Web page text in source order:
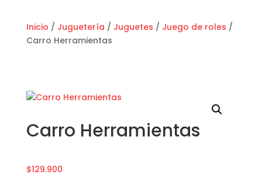
Inicio / Juguetería / Juguetes / Juego de roles /
Carro Herramientas
Carro Herramientas
$129.900